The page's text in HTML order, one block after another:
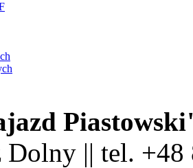
Dolny || tel.